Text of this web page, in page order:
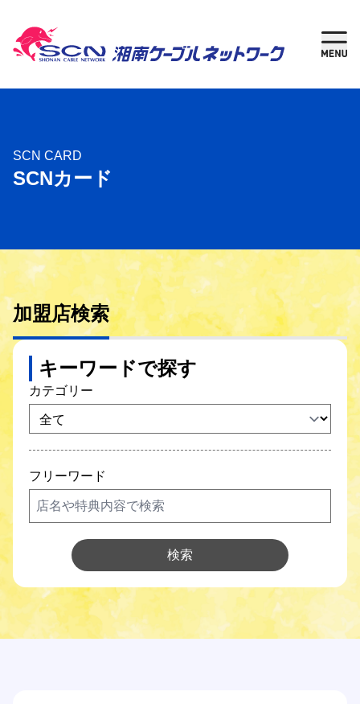
新規加入
ご検討中の方
ご利用中の方
ケーブルテレビ
インターネット
固定電話
SCNガス
SCNでんき
SCNについて
Q&A
SCN CARD
SCNカード
加盟店検索
キーワードで探す
カテゴリー
フリーワード
検索